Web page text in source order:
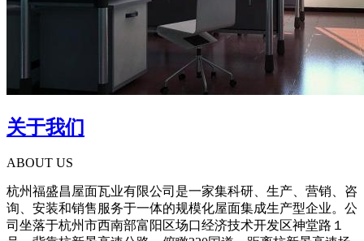
关于我们
ABOUT US
杭州福盛昌屋面瓦业有限公司是一家集科研、生产、营销、咨
询、安装和销售服务于一体的规模化屋面集成生产型企业。公
司坐落于杭州市西南部富阳区场口经济技术开发区神堂路１